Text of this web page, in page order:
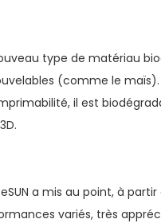
type de matériau
(comme le
il est
a mis au point, à
variés, très